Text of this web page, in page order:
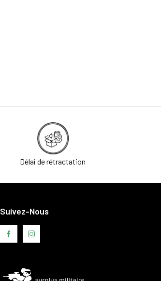
Délai de rétractation
Suivez-Nous